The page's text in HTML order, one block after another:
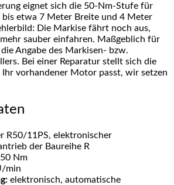
eignet sich die 50-Nm-Stufe für
bis etwa 7 Meter Breite und 4 Meter
Die Markise fährt noch aus,
sauber einfahren. Maßgeblich für
Angabe des Markisen- bzw.
Bei einer Reparatur stellt sich die
Ihr vorhandener Motor passt, wir setzen
R50/11PS, elektronischer
der Baureihe R
50 Nm
min
elektronisch, automatische